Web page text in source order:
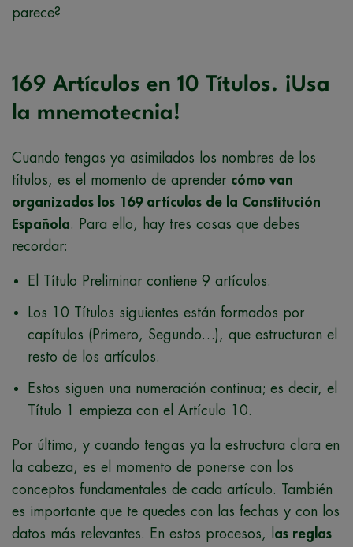
parece?
169 Artículos en 10 Títulos. ¡Usa
la mnemotecnia!
Cuando tengas ya asimilados los nombres de los
títulos, es el momento de aprender cómo van
organizados los 169 artículos de la Constitución
Española. Para ello, hay tres cosas que debes
recordar:
El Título Preliminar contiene 9 artículos.
Los 10 Títulos siguientes están formados por
capítulos (Primero, Segundo…), que estructuran el
resto de los artículos.
Estos siguen una numeración continua; es decir, el
Título 1 empieza con el Artículo 10.
Por último, y cuando tengas ya la estructura clara en
la cabeza, es el momento de ponerse con los
conceptos fundamentales de cada artículo. También
es importante que te quedes con las fechas y con los
datos más relevantes. En estos procesos, l as reglas